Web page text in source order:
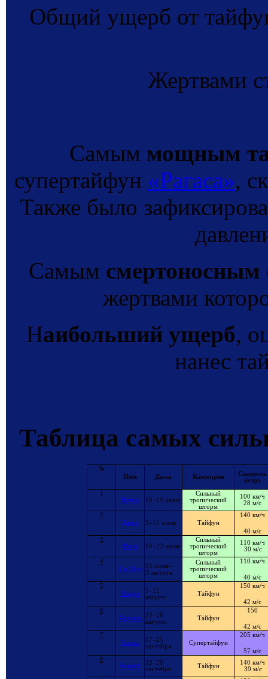
Общий ущерб от
Жертвами
Самым мощным
супертайфун «Рагаса»,
Также было
Самым смертоносным
жертвами
Наибольший ущерб,
нанес
Таблица самых
№
Имя
Даты Категория
Скорость
ветра
1
Вутип
10–15 июня
Сильный
тропический
шторм
100 км/ч
28 м/с
2
Данас
3–11 июля Тайфун
140 км/ч
40 м/с
3
Вифа
16–22 июля
Сильный
тропический
шторм
110 км/ч
30 м/с
4
Co-May
22 июля –
3 августа
Сильный
тропический
шторм
110 км/ч
40 м/с
5
Подул
5–15
августа
Тайфун
150 км/ч
42 м/с
6
Кадзики 22–26
августа
Тайфун
150
42 м/с
7
Рагаса
17–25
сентября
Супертайфун
205 км/ч
57 м/с
8
Буалой
22–29
сентября
Тайфун
140 км/ч
39 м/с